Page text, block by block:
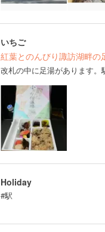
いちご
紅葉とのんびり諏訪湖畔の
改札の中に足湯があります。
Holiday
#駅